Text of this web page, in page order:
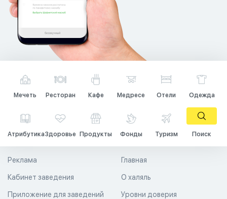
Мечеть Ресторан Кафе Медресе Отели Одежда
АтрибутикаЗдоровье Продукты Фонды Туризм Поиск
Главная
О халяль
Уровни доверия
Реклама
Кабинет заведения
Приложение для заведений